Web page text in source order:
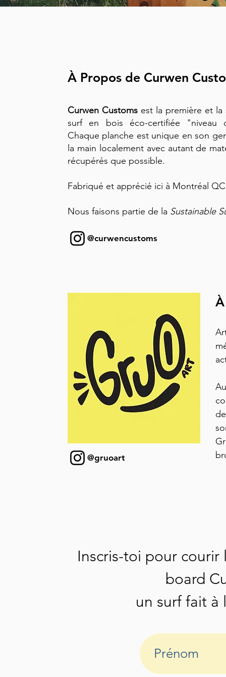
À Propos de Curwen
Curwen Customs est la première et
surf en bois éco-certifiée "niveau
Chaque planche est unique en son
la main localement avec autant de
récupérés que possible.
Fabriqué et apprécié ici à Montréal
Nous faisons partie de la Sustainable
@curwencustoms
@gruoart
Inscris-toi pour
board
un surf fait